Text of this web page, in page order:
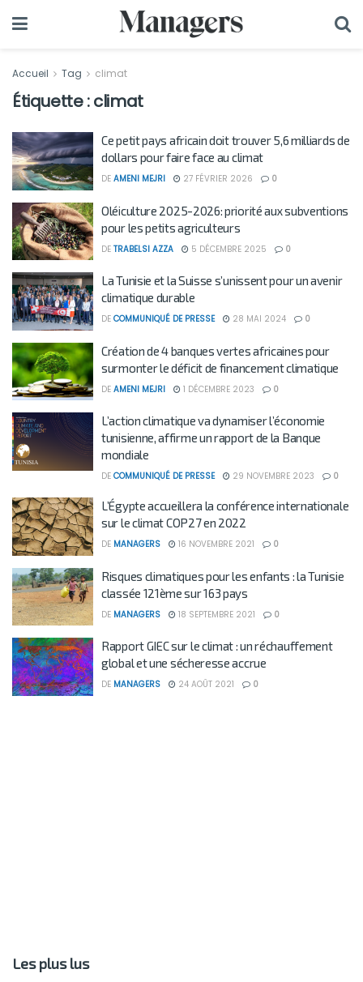
Accueil Tag climat
Étiquette :climat
Ce petit pays africain doit trouver 5,6 milliards de
dollars pour faire face au climat
DE AMENI MEJRI 27 FÉVRIER 2026 0
Oléiculture 2025-2026: priorité aux subventions
pour les petits agriculteurs
DE TRABELSI AZZA 5 DÉCEMBRE 2025 0
La Tunisie et la Suisse s’unissent pour un avenir
climatique durable
DE COMMUNIQUÉ DE PRESSE 28 MAI 2024 0
Création de 4 banques vertes africaines pour
surmonter le déficit de financement climatique
DE AMENI MEJRI 1 DÉCEMBRE 2023 0
L’action climatique va dynamiser l’économie
tunisienne, affirme un rapport de la Banque
mondiale
DE COMMUNIQUÉ DE PRESSE 29 NOVEMBRE 2023 0
L’Égypte accueillera la conférence internationale
sur le climat COP27 en 2022
DE MANAGERS 16 NOVEMBRE 2021 0
Risques climatiques pour les enfants : la Tunisie
classée 121ème sur 163 pays
DE MANAGERS 18 SEPTEMBRE 2021 0
Rapport GIEC sur le climat : un réchauffement
global et une sécheresse accrue
DE MANAGERS 24 AOÛT 2021 0
Les plus lus